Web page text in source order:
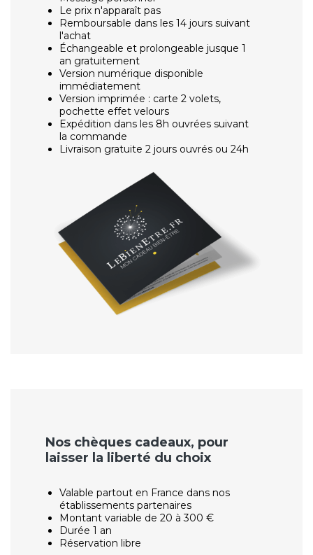
Le prix n'apparaît pas
Remboursable dans les 14 jours suivant
l'achat
Échangeable et prolongeable jusque 1
an gratuitement
Version numérique disponible
immédiatement
Version imprimée : carte 2 volets,
pochette effet velours
Expédition dans les 8h ouvrées suivant
la commande
Livraison gratuite 2 jours ouvrés ou 24h
Nos chèques cadeaux, pour
laisser la liberté du choix
Valable partout en France dans nos
établissements partenaires
Montant variable de 20 à 300 €
Durée 1 an
Réservation libre